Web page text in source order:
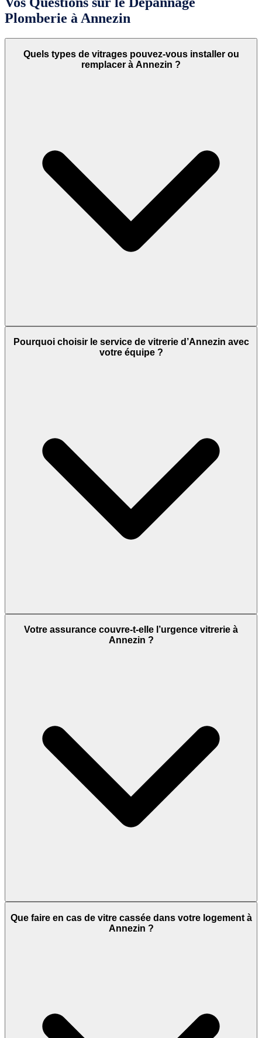
Plomberie à Annezin
Quels types de vitrages pouvez-vous installer ou
remplacer à Annezin ?
Pourquoi choisir le service de vitrerie d’Annezin avec
votre équipe ?
Votre assurance couvre-t-elle l’urgence vitrerie à
Annezin ?
Que faire en cas de vitre cassée dans votre logement à
Annezin ?